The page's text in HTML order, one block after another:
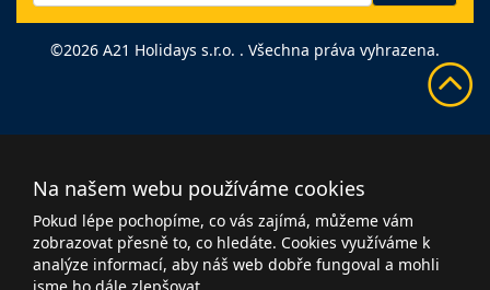
©2026 A21 Holidays s.r.o. . Všechna práva vyhrazena.
Na našem webu používáme cookies
Pokud lépe pochopíme, co vás zajímá, můžeme vám
zobrazovat přesně to, co hledáte. Cookies využíváme k
analýze informací, aby náš web dobře fungoval a mohli